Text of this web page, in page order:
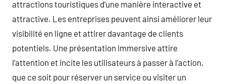
attractions touristiques d’une manière interactive et
attractive. Les entreprises peuvent ainsi améliorer leur
visibilité en ligne et attirer davantage de clients
potentiels. Une présentation immersive attire
l’attention et incite les utilisateurs à passer à l’action,
que ce soit pour réserver un service ou visiter un